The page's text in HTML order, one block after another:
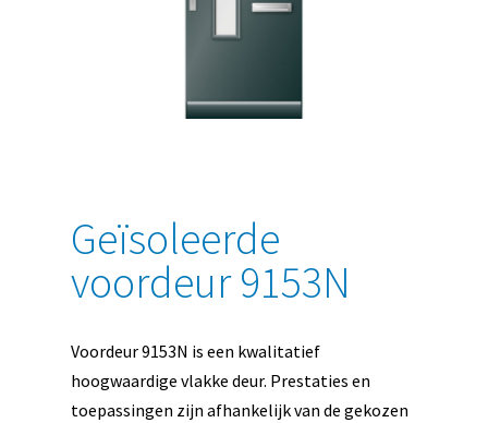
Geïsoleerde
voordeur 9153N
Voordeur 9153N is een kwalitatief
hoogwaardige vlakke deur. Prestaties en
toepassingen zijn afhankelijk van de gekozen